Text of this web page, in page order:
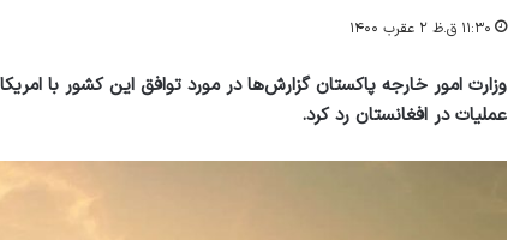
۱۱:۳۰ ق.ظ ۲ عقرب ۱۴۰۰
وزارت امور خارجه پاکستان گزارش‌ها در مورد توافق این کشور با
عملیات در افغانستان رد کرد.